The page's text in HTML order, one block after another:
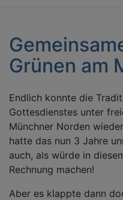
Grünen am
Endlich konnte die
Gottesdienstes unter
Münchner Norden
hatte das nun 3 Jahre
auch, als würde in
Rechnung machen!
Aber es klappte dann